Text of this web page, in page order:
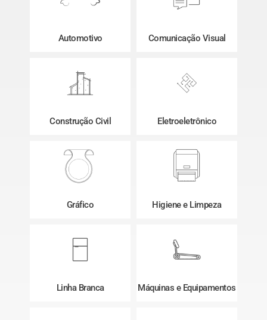
Automotivo Comunicação Visual
Construção Civil Eletroeletrônico
Gráfico Higiene e Limpeza
Linha Branca Máquinas e Equipamentos